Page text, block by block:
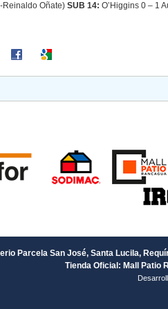
Reinaldo Oñate) SUB 14: O’Higgins 0 – 1
Parcela San José, Santa Lucila,
Tienda Oficial: Mall Patio